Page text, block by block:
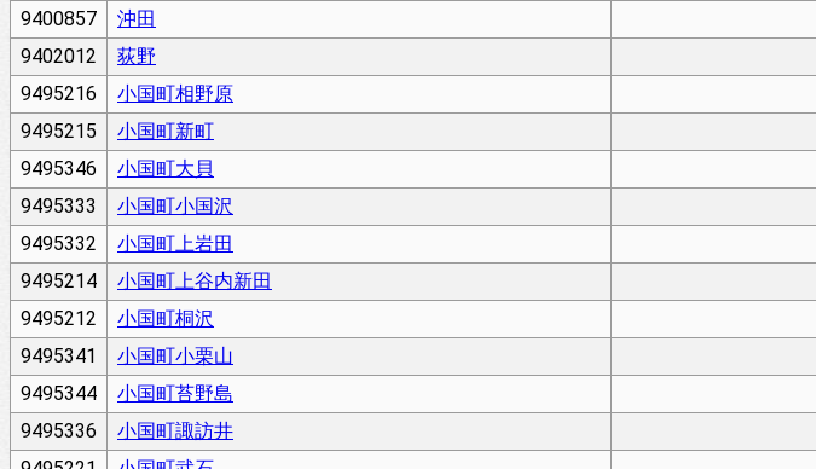
9400857
沖田
9402012
荻野
9495216
小国町相野原
9495215
小国町新町
9495346
小国町大貝
9495333
小国町小国沢
9495332
小国町上岩田
9495214
小国町上谷内新田
9495212
小国町桐沢
9495341
小国町小栗山
9495344
小国町苔野島
9495336
小国町諏訪井